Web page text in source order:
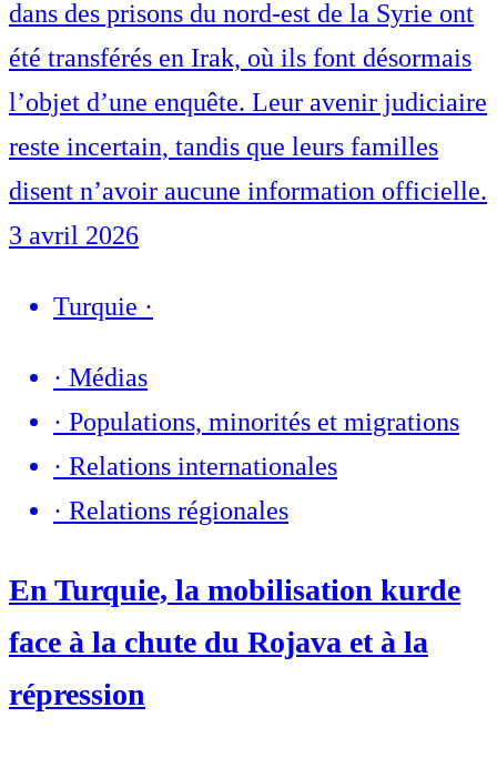
dans des prisons du nord-est de la Syrie ont
été transférés en Irak, où ils font désormais
l’objet d’une enquête. Leur avenir judiciaire
reste incertain, tandis que leurs familles
disent n’avoir aucune information officielle.
3 avril 2026
Turquie ·
· Médias
· Populations, minorités et migrations
· Relations internationales
· Relations régionales
En Turquie, la mobilisation kurde
face à la chute du Rojava et à la
répression